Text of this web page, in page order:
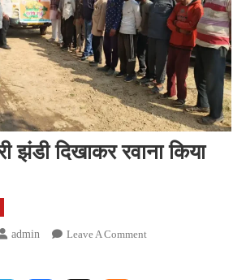
झंडी दिखाकर रवाना किया
Admin Leave A CommentOn